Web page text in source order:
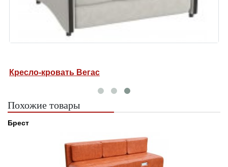
Кресло-кровать Вегас
Похожие товары
Брест